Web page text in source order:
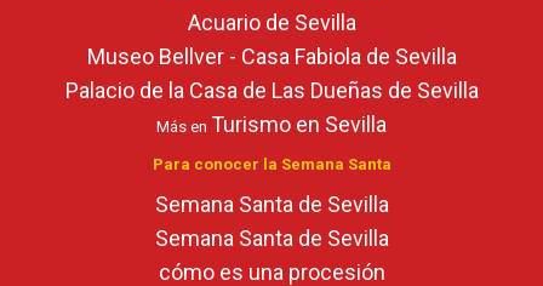
Acuario de Sevilla
Museo Bellver - Casa Fabiola de Sevilla
Palacio de la Casa de Las Dueñas de Sevilla
Más en Turismo en Sevilla
Para conocer la Semana Santa
Semana Santa de Sevilla
Semana Santa de Sevilla
cómo es una procesión